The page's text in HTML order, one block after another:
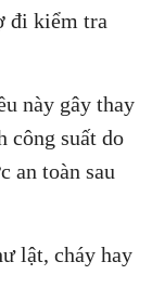
đi kiểm tra
này gây thay
công suất do
an toàn sau
lật, cháy hay